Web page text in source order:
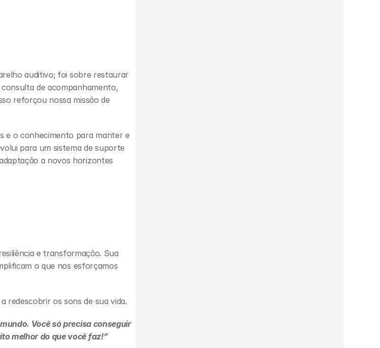
auditivo; foi sobre restaurar
de acompanhamento,
reforçou nossa missão de
e o conhecimento para manter e
para um sistema de suporte
a novos horizontes
e transformação. Sua
o que nos esforçamos
redescobrir os sons de sua vida.
Você só precisa conseguir
melhor do que você faz!”